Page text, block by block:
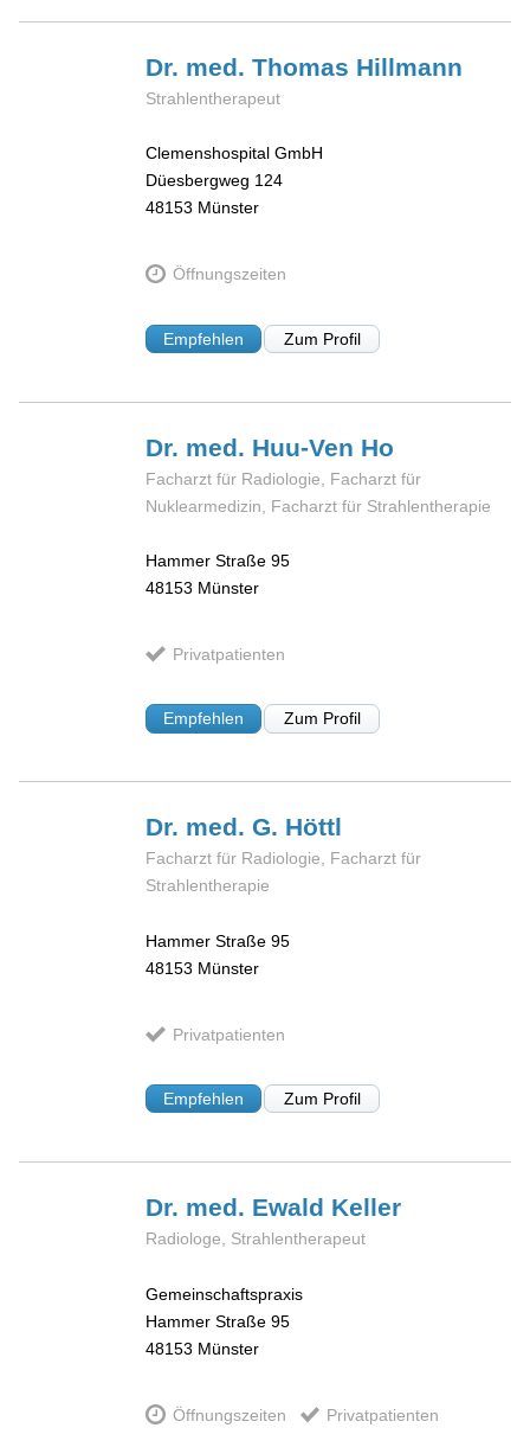
Dr. med. Thomas Hillmann
Strahlentherapeut
Clemenshospital GmbH
Düesbergweg 124
48153 Münster
Öffnungszeiten
Empfehlen Zum Profil
Dr. med. Huu-Ven Ho
Facharzt für Radiologie, Facharzt für
Nuklearmedizin, Facharzt für Strahlentherapie
Hammer Straße 95
48153 Münster
Privatpatienten
Empfehlen Zum Profil
Dr. med. G. Höttl
Facharzt für Radiologie, Facharzt für
Strahlentherapie
Hammer Straße 95
48153 Münster
Privatpatienten
Empfehlen Zum Profil
Dr. med. Ewald Keller
Radiologe, Strahlentherapeut
Gemeinschaftspraxis
Hammer Straße 95
48153 Münster
Öffnungszeiten Privatpatienten